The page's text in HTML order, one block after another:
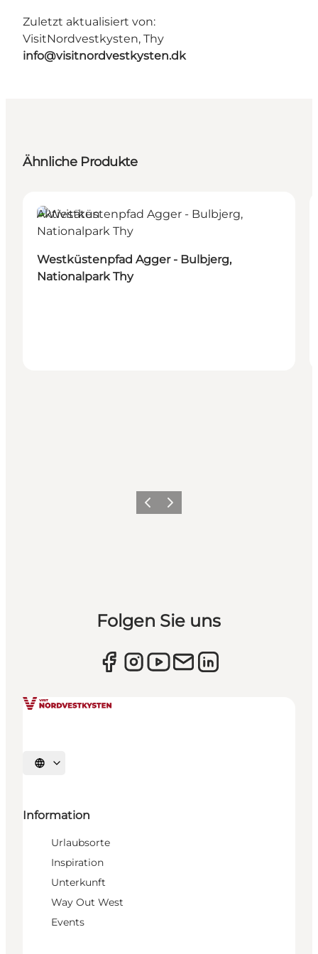
Zuletzt aktualisiert von:
VisitNordvestkysten, Thy
info@visitnordvestkysten.dk
Ähnliche Produkte
Aktivitäten
Westküstenpfad Agger - Bulbjerg,
Nationalpark Thy
ZurückWeiter
Folgen Sie uns
Sprache auswählen
Information
Urlaubsorte
Inspiration
Unterkunft
Way Out West
Events